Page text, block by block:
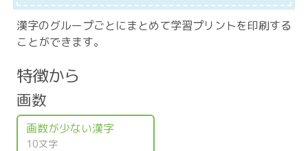
漢字のグループごとにまとめて学習プリントを印刷する
ことができます。
特徴から
画数
画数が少ない漢字
10文字